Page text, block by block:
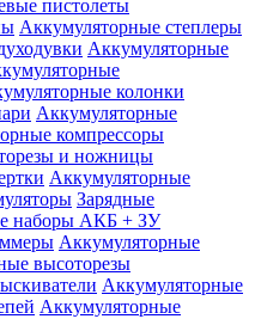
пистолеты
Аккумуляторные степлеры
Аккумуляторные
колонки
Аккумуляторные
компрессоры
и ножницы
Аккумуляторные
Зарядные
наборы АКБ + ЗУ
Аккумуляторные
высоторезы
Аккумуляторные
Аккумуляторные